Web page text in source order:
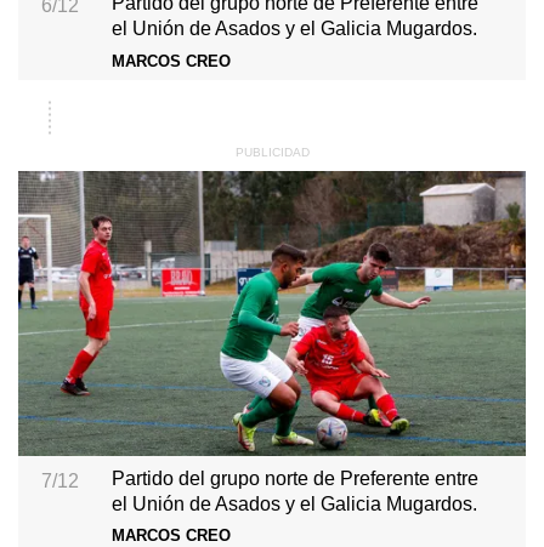
6/12
el Unión de Asados y el Galicia Mugardos.
MARCOS CREO
7/12
Partido del grupo norte de Preferente entre
el Unión de Asados y el Galicia Mugardos.
MARCOS CREO